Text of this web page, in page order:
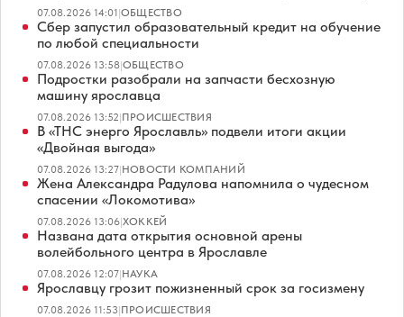
07.08.2026 14:01|ОБЩЕСТВО
Сбер запустил образовательный кредит на обучение
по любой специальности
07.08.2026 13:58|ОБЩЕСТВО
Подростки разобрали на запчасти бесхозную
машину ярославца
07.08.2026 13:52|ПРОИСШЕСТВИЯ
В «ТНС энерго Ярославль» подвели итоги акции
«Двойная выгода»
07.08.2026 13:27|НОВОСТИ КОМПАНИЙ
Жена Александра Радулова напомнила о чудесном
спасении «Локомотива»
07.08.2026 13:06|ХОККЕЙ
Названа дата открытия основной арены
волейбольного центра в Ярославле
07.08.2026 12:07|НАУКА
Ярославцу грозит пожизненный срок за госизмену
07.08.2026 11:53|ПРОИСШЕСТВИЯ